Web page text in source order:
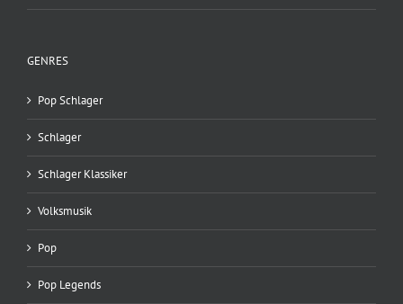
GENRES
Pop Schlager
Schlager
Schlager Klassiker
Volksmusik
Pop
Pop Legends